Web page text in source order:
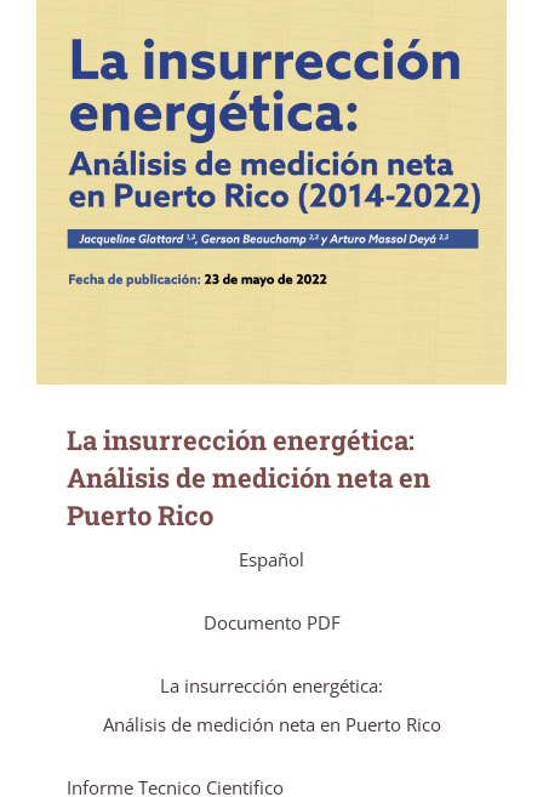
La insurrección energética: Análisis de
medición neta en Puerto Rico
La insurrección energética:
Análisis de medición neta en
Puerto Rico
Español
Documento PDF
La insurrección energética:
Análisis de medición neta en Puerto Rico
Informe Tecnico Cientifico